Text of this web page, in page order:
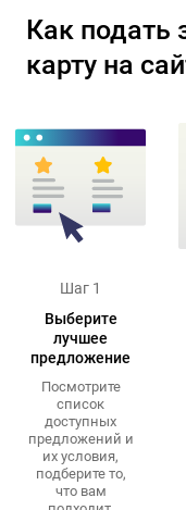
Как подать
карту на
Шаг 1
Выберите
лучшее
предложение
Посмотрите
список
доступных
предложений и
их условия,
подберите то,
что вам